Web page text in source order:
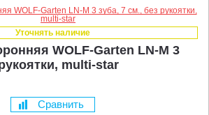
Уточнять наличие
WOLF-Garten LN-M 3
multi-star
Сравнить